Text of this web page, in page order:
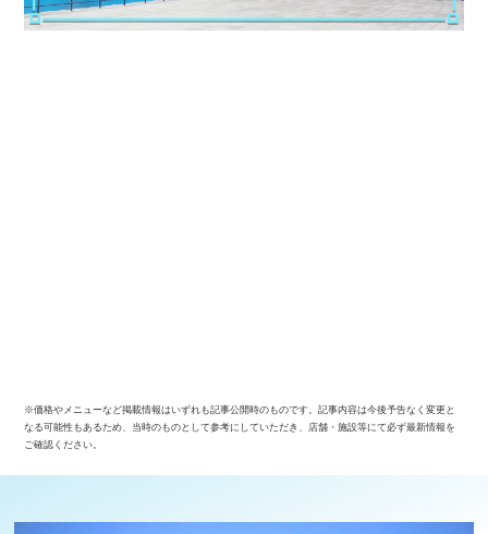
※価格やメニューなど掲載情報はいずれも記事公開時のものです。記事内容は今後予告なく変更と
なる可能性もあるため、当時のものとして参考にしていただき、店舗・施設等にて必ず最新情報を
ご確認ください。